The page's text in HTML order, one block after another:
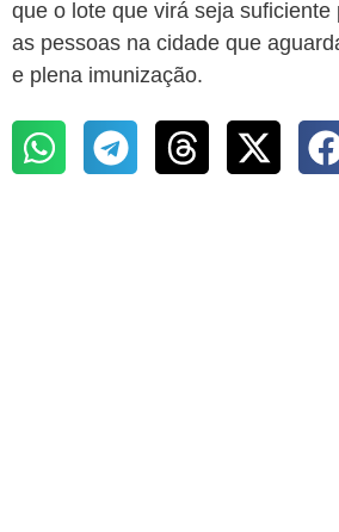
que o lote que virá seja suficiente
as pessoas na cidade que
e plena imunização.